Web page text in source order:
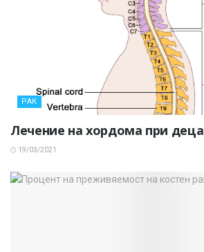
РАК
Лечение на хордома при деца
19/03/2021